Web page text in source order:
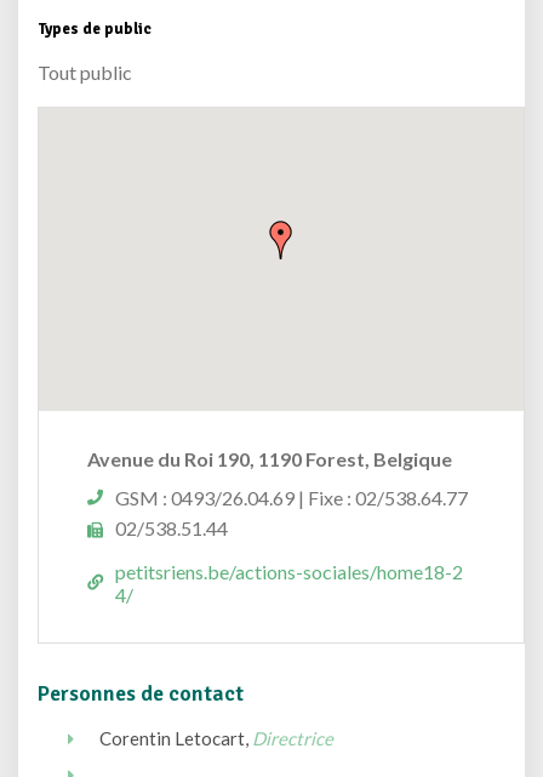
Types de public
Tout public
Avenue du Roi 190, 1190 Forest, Belgique
GSM : 0493/26.04.69 | Fixe : 02/538.64.77
02/538.51.44
petitsriens.be/actions-sociales/home18-2
4/
Personnes de contact
Corentin Letocart, Directrice